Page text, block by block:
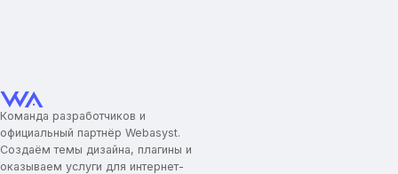
Фотографии товара
Рейтинг
Быстрый просмотр
Выбор количества
Команда разработчиков и
официальный партнёр Webasyst.
Создаём темы дизайна, плагины и
оказываем услуги для интернет-